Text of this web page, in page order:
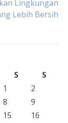
Lingkungan
Lebih Bersih
S
S
1
2
8
9
15
16